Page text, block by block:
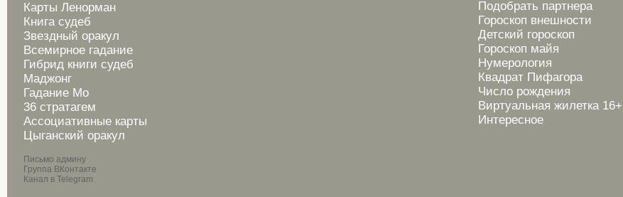
Карты Ленорман
Книга судеб
Звездный оракул
Всемирное гадание
Гибрид книги судеб
Маджонг
Гадание Мо
36 стратагем
Ассоциативные карты
Цыганский оракул
Письмо админу
Группа ВКонтакте
Канал в Telegram
Подобрать партнера
Гороскоп внешности
Детский гороскоп
Гороскоп майя
Нумерология
Квадрат Пифагора
Число рождения
Виртуальная жилетка 16+
Интересное